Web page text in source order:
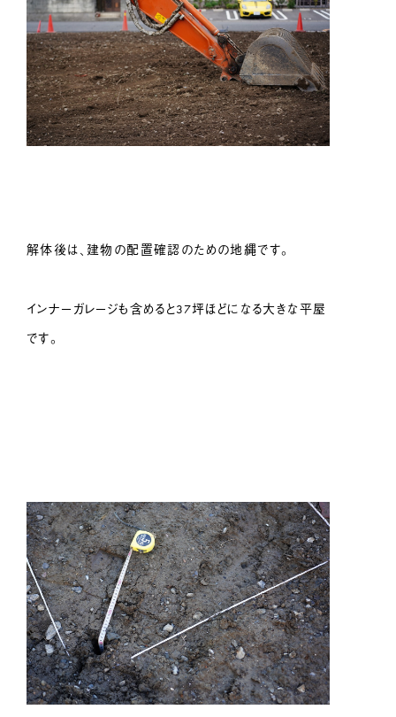
解体後は、建物の配置確認のための地縄です。
インナーガレージも含めると37坪ほどになる大きな平屋
です。